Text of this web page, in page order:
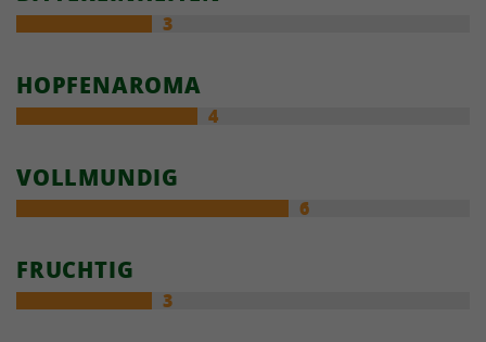
3
HOPFENAROMA
4
VOLLMUNDIG
6
FRUCHTIG
3